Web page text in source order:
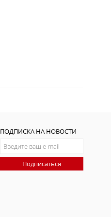
ПОДПИСКА НА НОВОСТИ
Подписаться